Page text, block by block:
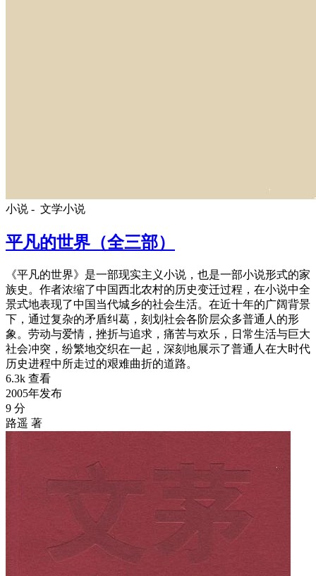
小说 - 文学小说
平凡的世界（全三部）
《平凡的世界》是一部现实主义小说，也是一部小说形式的家
族史。作者浓缩了中国西北农村的历史变迁过程，在小说中全
景式地表现了中国当代城乡的社会生活。在近十年的广阔背景
下，通过复杂的矛盾纠葛，刻划社会各阶层众多普通人的形
象。劳动与爱情，挫折与追求，痛苦与欢乐，日常生活与巨大
社会冲突，纷繁地交织在一起，深刻地展示了普通人在大时代
历史进程中所走过的艰难曲折的道路。
6.3k 查看
2005年发布
9 分
路遥 著